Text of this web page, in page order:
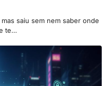
saiu sem nem saber onde
te…